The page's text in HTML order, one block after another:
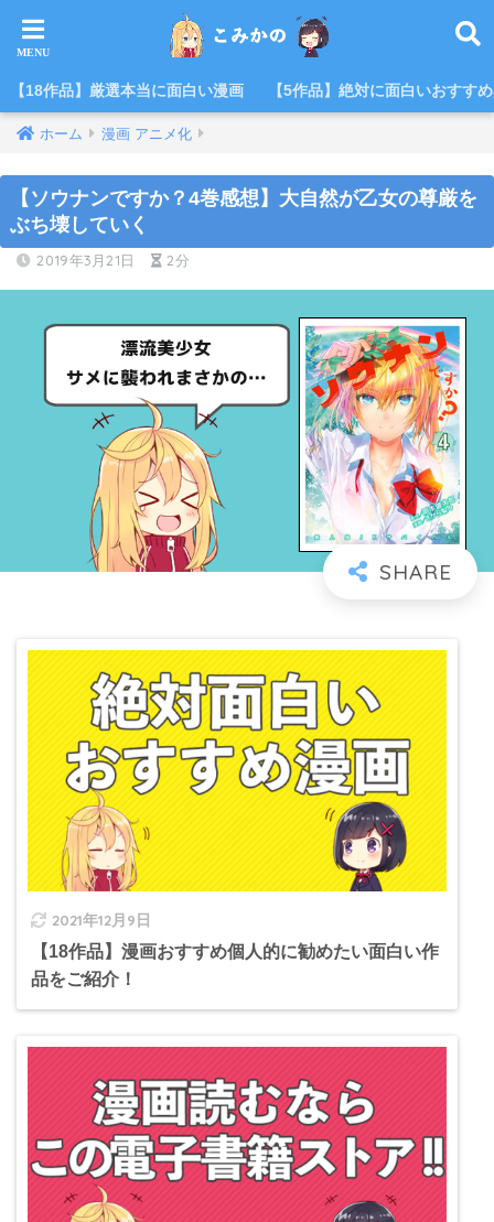
【18作品】厳選本当に面白い漫画 【5作品】絶対に面白いおすす
ホーム 漫画 アニメ化
【ソウナンですか？4巻感想】大自然が乙女の尊厳を
ぶち壊していく
2019年3月21日 2分
2021年12月9日
【18作品】漫画おすすめ個人的に勧めたい面白い作
品をご紹介！